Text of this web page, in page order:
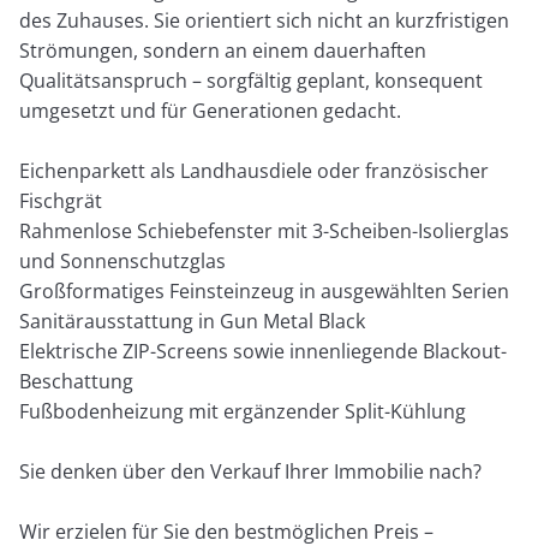
des Zuhauses. Sie orientiert sich nicht an kurzfristigen
Strömungen, sondern an einem dauerhaften
Qualitätsanspruch – sorgfältig geplant, konsequent
umgesetzt und für Generationen gedacht.
Eichenparkett als Landhausdiele oder französischer
Fischgrät
Rahmenlose Schiebefenster mit 3-Scheiben-Isolierglas
und Sonnenschutzglas
Großformatiges Feinsteinzeug in ausgewählten Serien
Sanitärausstattung in Gun Metal Black
Elektrische ZIP-Screens sowie innenliegende Blackout-
Beschattung
Fußbodenheizung mit ergänzender Split-Kühlung
Sie denken über den Verkauf Ihrer Immobilie nach?
Wir erzielen für Sie den bestmöglichen Preis –